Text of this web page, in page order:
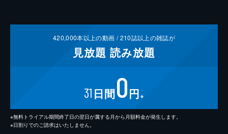
420,000本以上の動画 /210誌以上の雑誌が
見放題 読み放題
31 日間0円 ※
※無料トライアル期間終了日の翌日が属する月から月額料金が発生します。
※日割りでのご請求はいたしません。